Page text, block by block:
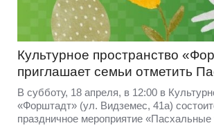
Культурное пространство
приглашает семьи отметить
В субботу, 18 апреля, в 12:00 в
«Форштадт» (ул. Видземес, 41а)
праздничное мероприятие «Пасхальные